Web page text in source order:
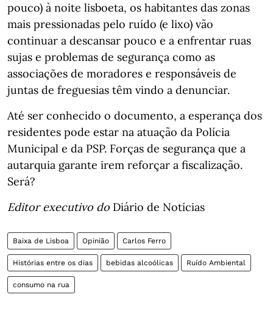
pouco) à noite lisboeta, os habitantes das zonas
mais pressionadas pelo ruído (e lixo) vão
continuar a descansar pouco e a enfrentar ruas
sujas e problemas de segurança como as
associações de moradores e responsáveis de
juntas de freguesias têm vindo a denunciar.
Até ser conhecido o documento, a esperança dos
residentes pode estar na atuação da Polícia
Municipal e da PSP. Forças de segurança que a
autarquia garante irem reforçar a fiscalização.
Será?
Editor executivo do Diário de Notícias
Baixa de Lisboa Opinião Carlos Ferro
Histórias entre os dias bebidas alcoólicas Ruído Ambiental
consumo na rua